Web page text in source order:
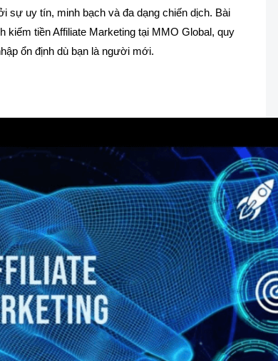
sự uy tín, minh bạch và đa dạng chiến dịch. Bài
kiếm tiền Affiliate Marketing tại MMO Global, quy
ổn định dù bạn là người mới.